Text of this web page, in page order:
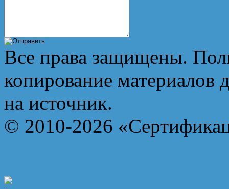
Все права защищены.
копирование материалов
на источник.
© 2010-2026